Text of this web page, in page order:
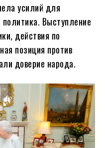
усилий для
Выступление
действия по
позиция против
доверие народа.